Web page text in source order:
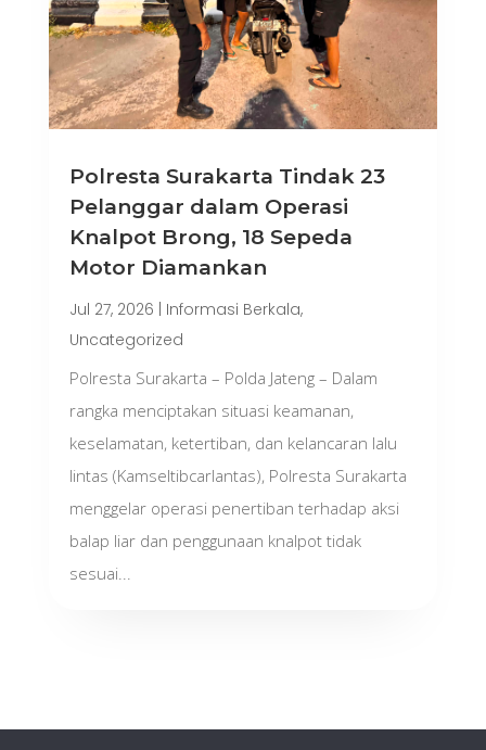
Polresta Surakarta Tindak 23
Pelanggar dalam Operasi
Knalpot Brong, 18 Sepeda
Motor Diamankan
Jul 27, 2026 | Informasi Berkala,
Uncategorized
Polresta Surakarta – Polda Jateng – Dalam
rangka menciptakan situasi keamanan,
keselamatan, ketertiban, dan kelancaran lalu
lintas (Kamseltibcarlantas), Polresta Surakarta
menggelar operasi penertiban terhadap aksi
balap liar dan penggunaan knalpot tidak
sesuai...